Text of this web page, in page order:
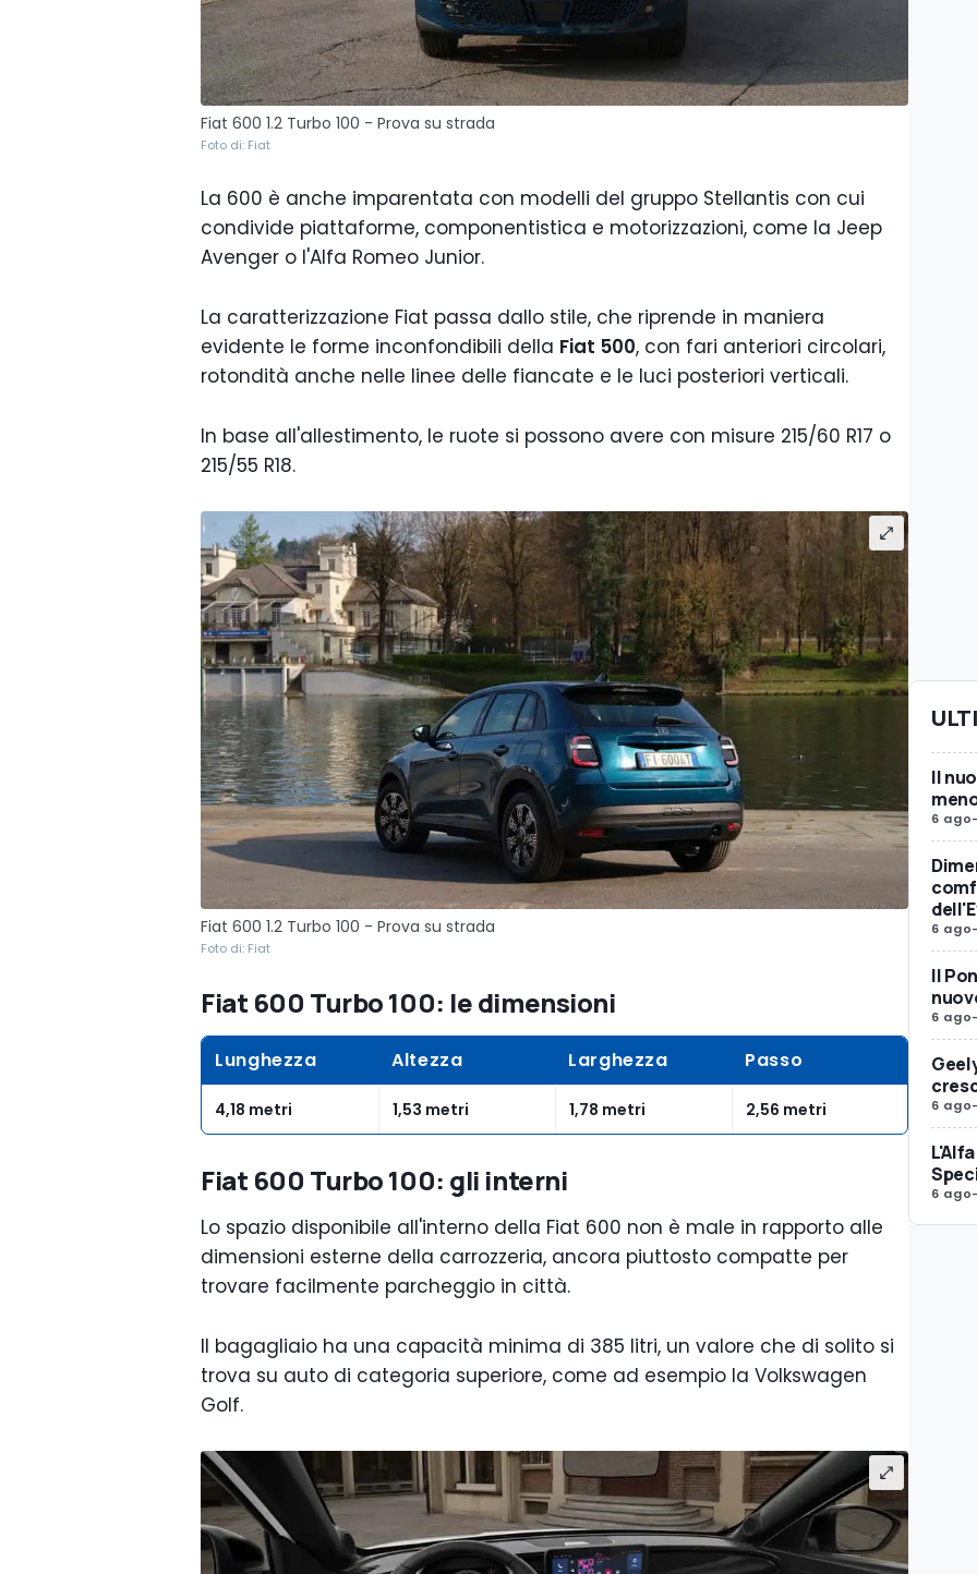
Fiat 600 1.2 Turbo 100 - Prova su strada
Foto di: Fiat
La 600 è anche imparentata con modelli del gruppo Stellantis con cui
condivide piattaforme, componentistica e motorizzazioni, come la Jeep
Avenger o l'Alfa Romeo Junior.
La caratterizzazione Fiat passa dallo stile, che riprende in maniera
evidente le forme inconfondibili della Fiat 500, con fari anteriori circolari,
rotondità anche nelle linee delle fiancate e le luci posteriori verticali.
In base all'allestimento, le ruote si possono avere con misure 215/60 R17 o
215/55 R18.
Fiat 600 1.2 Turbo 100 - Prova su strada
Foto di: Fiat
Fiat 600 Turbo 100: le dimensioni
Lunghezza Altezza Larghezza Passo
4,18 metri 1,53 metri 1,78 metri 2,56 metri
Fiat 600 Turbo 100: gli interni
Lo spazio disponibile all'interno della Fiat 600 non è male in rapporto alle
dimensioni esterne della carrozzeria, ancora piuttosto compatte per
trovare facilmente parcheggio in città.
Il bagagliaio ha una capacità minima di 385 litri, un valore che di solito si
trova su auto di categoria superiore, come ad esempio la Volkswagen
Golf.
Il
6 ago-
6 ago-
Il
6 ago-
6 ago-
6 ago-